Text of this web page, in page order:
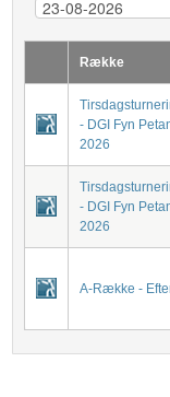
Række
- DGI Fyn
2026
- DGI Fyn
2026
A-Række -